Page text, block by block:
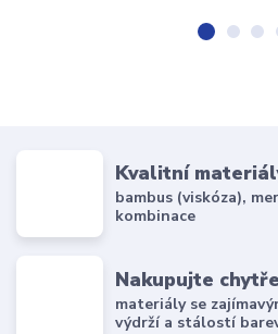
Kvalitní
bambus (viskóza),
kombinace
Nakupujte chytře
materiály se
výdrží a stálostí